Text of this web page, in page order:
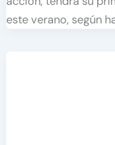
este verano, según